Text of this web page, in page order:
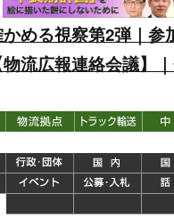
める視察第2弾｜参
流広報連絡会議】